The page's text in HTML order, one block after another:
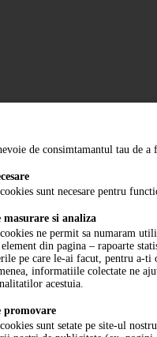
de consimtamantul tau de a
sunt necesare pentru
masurare si analiza
ne permit sa numaram
din pagina – rapoarte
pe care le-ai facut, pentru a-
informatiile colectate ne
acestuia.
promovare
sunt setate pe site-ul